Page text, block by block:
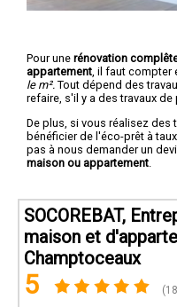
Pour une rénovation
appartement , il faut compter
le m². Tout dépend des
refaire, s'il y a des travaux de
De plus, si vous réalisez des
bénéficier de l'éco-prêt à
pas à nous demander un
maison ou appartement
SOCOREBAT,
maison et
Champtoceaux
5